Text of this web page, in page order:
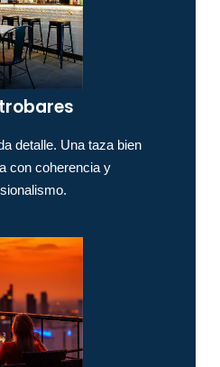
detalle. Una taza bien
con coherencia y